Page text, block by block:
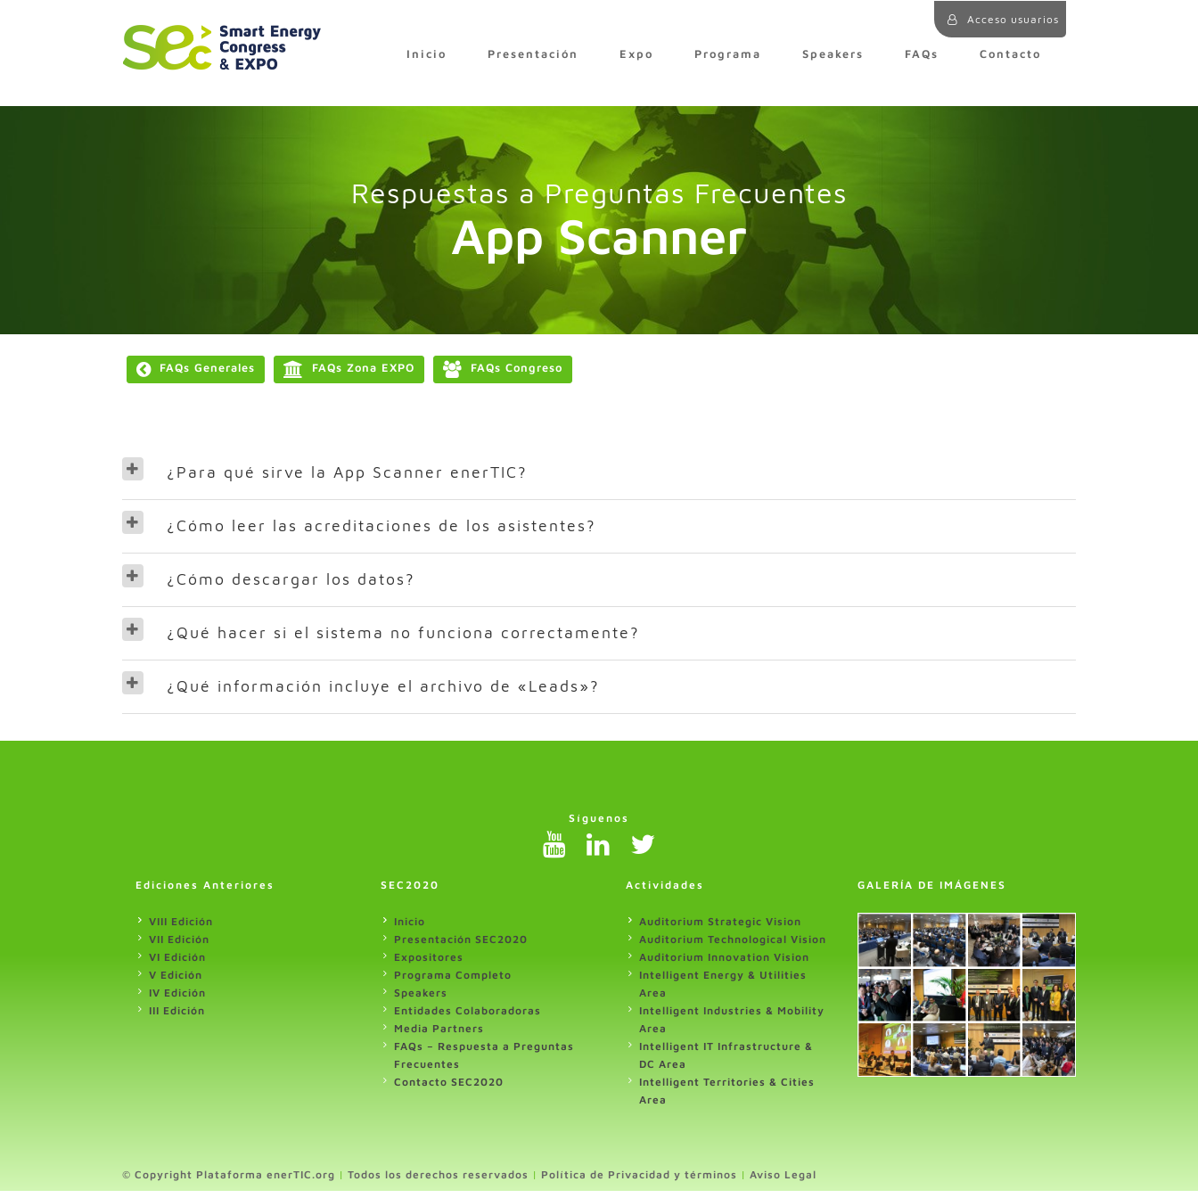
Acceso usuarios
Inicio Presentación Expo Programa Speakers FAQs Contacto
Respuestas a Preguntas Frecuentes
App Scanner
FAQs Generales FAQs Zona EXPO FAQs Congreso
¿Para qué sirve la App Scanner enerTIC?
¿Cómo leer las acreditaciones de los asistentes?
¿Cómo descargar los datos?
¿Qué hacer si el sistema no funciona correctamente?
¿Qué información incluye el archivo de «Leads»?
Síguenos
Ediciones Anteriores
VIII Edición
VII Edición
VI Edición
V Edición
IV Edición
III Edición
SEC2020
Inicio
Presentación SEC2020
Expositores
Programa Completo
Speakers
Entidades Colaboradoras
Media Partners
FAQs – Respuesta a Preguntas
Frecuentes
Contacto SEC2020
Actividades
Auditorium Strategic Vision
Auditorium Technological Vision
Auditorium Innovation Vision
Intelligent Energy & Utilities
Area
Intelligent Industries & Mobility
Area
Intelligent IT Infrastructure &
DC Area
Intelligent Territories & Cities
Area
GALERÍA DE IMÁGENES
© Copyright Plataforma enerTIC.org | Todos los derechos reservados | Política de Privacidad y términos | Aviso Legal